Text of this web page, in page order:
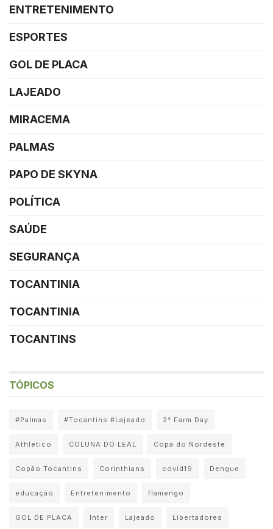
ENTRETENIMENTO
ESPORTES
GOL DE PLACA
LAJEADO
MIRACEMA
PALMAS
PAPO DE SKYNA
POLÍTICA
SAÚDE
SEGURANÇA
TOCANTINIA
TOCANTINIA
TOCANTINS
TÓPICOS
#Palmas #Tocantins #Lajeado 2° Farm Day
Athletico COLUNA DO LEAL Copa do Nordeste
Copão Tocantins Corinthians covid19 Dengue
educação Entretenimento flamengo
GOL DE PLACA Inter Lajeado Libertadores